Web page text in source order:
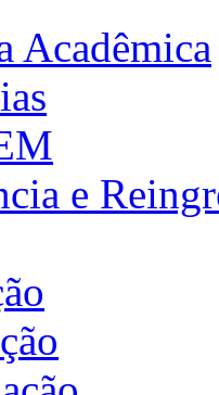
Acadêmica
e